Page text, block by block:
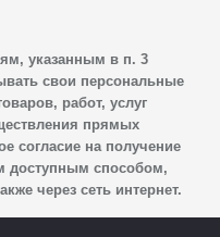
на обработку
именно: имени, отчества,
номер телефона
сведений
IP-адреса,
указанным в п. 3
свои персональные
работ, услуг
прямых
согласие на получение
способом,
через сеть интернет.